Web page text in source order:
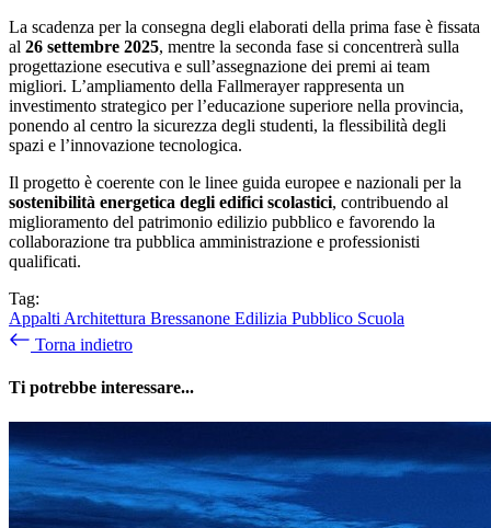
La scadenza per la consegna degli elaborati della prima fase è fissata
al 26 settembre 2025, mentre la seconda fase si concentrerà sulla
progettazione esecutiva e sull’assegnazione dei premi ai team
migliori. L’ampliamento della Fallmerayer rappresenta un
investimento strategico per l’educazione superiore nella provincia,
ponendo al centro la sicurezza degli studenti, la flessibilità degli
spazi e l’innovazione tecnologica.
Il progetto è coerente con le linee guida europee e nazionali per la
sostenibilità energetica degli edifici scolastici, contribuendo al
miglioramento del patrimonio edilizio pubblico e favorendo la
collaborazione tra pubblica amministrazione e professionisti
qualificati.
Tag:
Appalti Architettura Bressanone Edilizia Pubblico Scuola
Torna indietro
Ti potrebbe interessare...